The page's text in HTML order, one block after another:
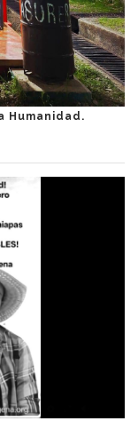
Humanidad.